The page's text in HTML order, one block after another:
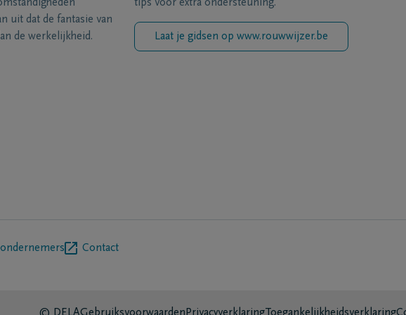
uit dat de fantasie van
de werkelijkheid.
tips voor extra ondersteuning.
Laat je gidsen op www.rouwwijzer.be
Contact